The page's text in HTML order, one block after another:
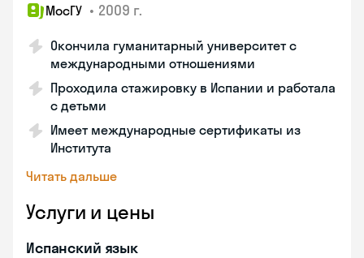
МосГУ • 2009 г.
Окончила гуманитарный университет с
международными отношениями
Проходила стажировку в Испании и работала
с детьми
Имеет международные сертификаты из
Института
Читать дальше
Услуги и цены
Испанский язык